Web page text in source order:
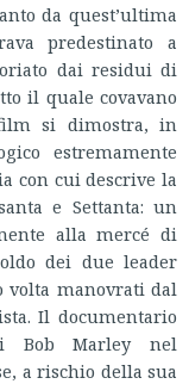
da quest’ultima
predestinato a
dai residui di
il quale covavano
si dimostra, in
estremamente
con cui descrive la
e Settanta: un
alla mercé di
dei due leader
volta manovrati dal
Il documentario
Bob Marley nel
a rischio della sua